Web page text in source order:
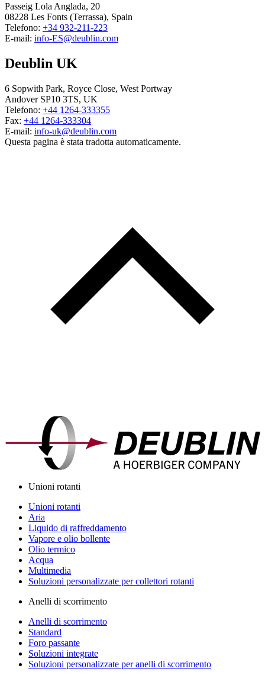
Passeig Lola Anglada, 20
08228 Les Fonts (Terrassa), Spain
Telefono: +34 932-211-223
E-mail: info-ES@deublin.com
Deublin UK
6 Sopwith Park, Royce Close, West Portway
Andover SP10 3TS, UK
Telefono: +44 1264-333355
Fax: +44 1264-333304
E-mail: info-uk@deublin.com
Questa pagina è stata tradotta automaticamente.
Unioni rotanti
Unioni rotanti
Aria
Liquido di raffreddamento
Vapore e olio bollente
Olio termico
Acqua
Multimedia
Soluzioni personalizzate per collettori rotanti
Anelli di scorrimento
Anelli di scorrimento
Standard
Foro passante
Soluzioni integrate
Soluzioni personalizzate per anelli di scorrimento